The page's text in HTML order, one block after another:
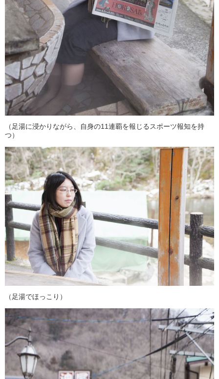
（足湯に浸かりながら、自身の11連覇を報じるスポーツ報知を持
つ）
（足湯でほっこり）